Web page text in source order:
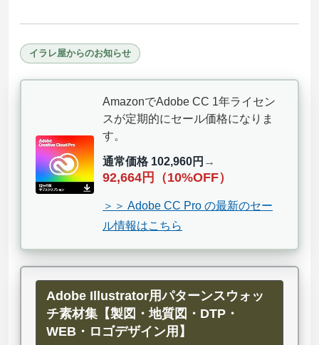
イラレ屋からのお知らせ
AmazonでAdobe CC 1年ライセン
スが定期的にセール価格になりま
す。
通常価格 102,960円 →
92,664円（10%OFF）
＞＞ Adobe CC Pro の最新のセー
ル情報はこちら
Adobe Illustrator用パターンスウォッ
チ素材集【製図・地質図・DTP・
WEB・ロゴデザイン用】